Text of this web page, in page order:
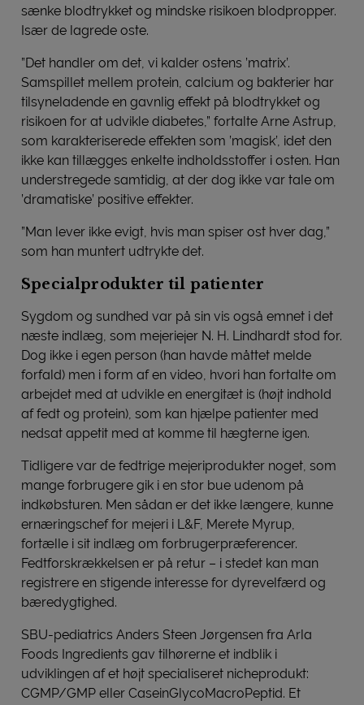
sænke blodtrykket og mindske risikoen blodpropper.
Især de lagrede oste.
”Det handler om det, vi kalder ostens ’matrix’.
Samspillet mellem protein, calcium og bakterier har
tilsyneladende en gavnlig effekt på blodtrykket og
risikoen for at udvikle diabetes,” fortalte Arne Astrup,
som karakteriserede effekten som ’magisk’, idet den
ikke kan tillægges enkelte indholdsstoffer i osten. Han
understregede samtidig, at der dog ikke var tale om
’dramatiske’ positive effekter.
”Man lever ikke evigt, hvis man spiser ost hver dag,”
som han muntert udtrykte det.
Specialprodukter til patienter
Sygdom og sundhed var på sin vis også emnet i det
næste indlæg, som mejeriejer N. H. Lindhardt stod for.
Dog ikke i egen person (han havde måttet melde
forfald) men i form af en video, hvori han fortalte om
arbejdet med at udvikle en energitæt is (højt indhold
af fedt og protein), som kan hjælpe patienter med
nedsat appetit med at komme til hægterne igen.
Tidligere var de fedtrige mejeriprodukter noget, som
mange forbrugere gik i en stor bue udenom på
indkøbsturen. Men sådan er det ikke længere, kunne
ernæringschef for mejeri i L&F, Merete Myrup,
fortælle i sit indlæg om forbrugerpræferencer.
Fedtforskrækkelsen er på retur – i stedet kan man
registrere en stigende interesse for dyrevelfærd og
bæredygtighed.
SBU-pediatrics Anders Steen Jørgensen fra Arla
Foods Ingredients gav tilhørerne et indblik i
udviklingen af et højt specialiseret nicheprodukt:
CGMP/GMP eller CaseinGlycoMacroPeptid. Et